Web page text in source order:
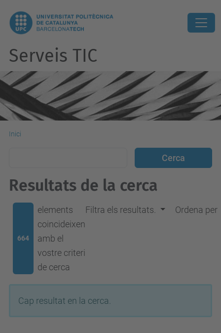
Serveis TIC
Inici
Resultats de la cerca
664
elements
coincideixen
amb el
vostre criteri
de cerca
Filtra els resultats. Ordena per
Cap resultat en la cerca.